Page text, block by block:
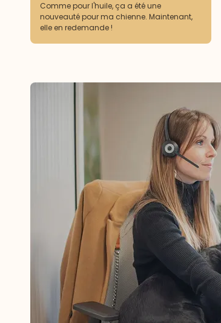
Comme pour l'huile, ça a été une
nouveauté pour ma chienne. Maintenant,
elle en redemande !